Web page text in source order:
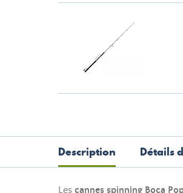
Description Détails
Les cannes spinning Boca